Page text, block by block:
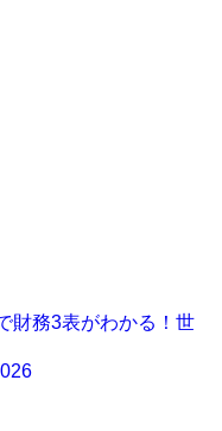
財務3表がわかる！世